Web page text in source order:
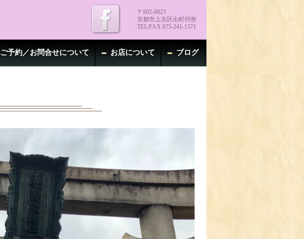
〒602-0823
京都市上京区出町枡形
TEL/FAX 075-241-1571
ご予約／お問合せについて お店について ブログ